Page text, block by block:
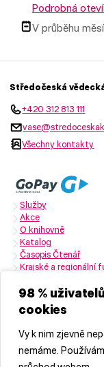
98 %
cookies
Vy k nim zjevně
nemáme.
Podrobná
V průběhu
Středočeská
+420 312 813 111
Všechny kontakty
Služby
Akce
O knihovně
Katalog
Časopis Čtenář
Krajské a regionální
Naši partneři